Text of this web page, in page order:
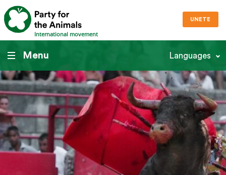
International movement
UNETE
Menu Languages